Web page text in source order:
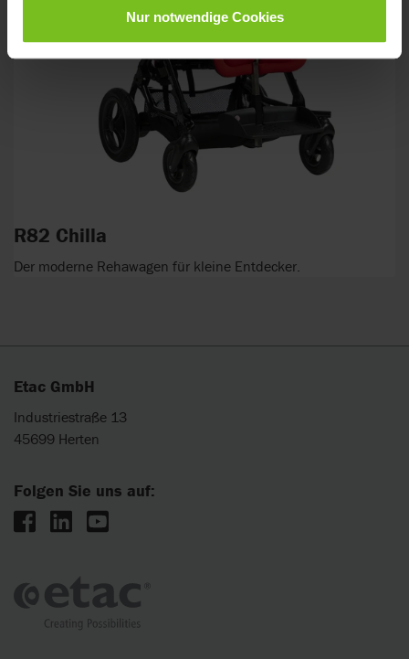
Nur notwendige Cookies
R82 Chilla
Der moderne Rehawagen für kleine Entdecker.
Etac GmbH
Industriestraße 13
45699 Herten
Folgen Sie uns auf: